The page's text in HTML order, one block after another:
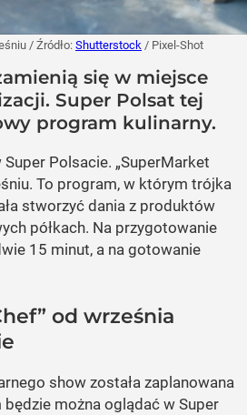
/ Źródło: Shutterstock / Pixel-Shot
się w miejsce
Super Polsat tej
program kulinarny.
Polsacie. „SuperMarket
To program, w którym trójka
stworzyć dania z produktów
półkach. Na przygotowanie
15 minut, a na gotowanie
od września
show została zaplanowana
można oglądać w Super